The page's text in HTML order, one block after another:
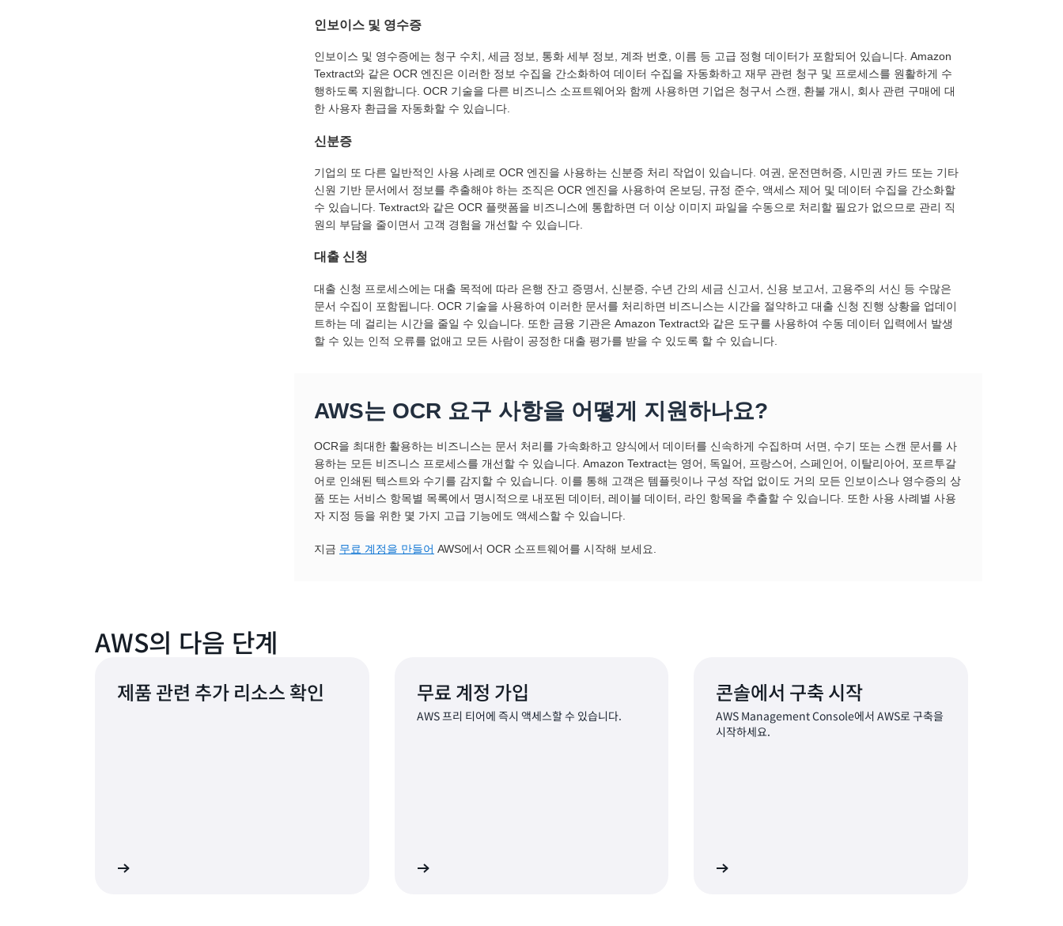
인보이스 및 영수증
인보이스 및 영수증에는 청구 수치, 세금 정보, 통화 세부 정보, 계좌 번호, 이름 등 고급 정형 데이터가 포함되어 있습니다. Amazon
Textract와 같은 OCR 엔진은 이러한 정보 수집을 간소화하여 데이터 수집을 자동화하고 재무 관련 청구 및 프로세스를 원활하게 수
행하도록 지원합니다. OCR 기술을 다른 비즈니스 소프트웨어와 함께 사용하면 기업은 청구서 스캔, 환불 개시, 회사 관련 구매에 대
한 사용자 환급을 자동화할 수 있습니다.
신분증
기업의 또 다른 일반적인 사용 사례로 OCR 엔진을 사용하는 신분증 처리 작업이 있습니다. 여권, 운전면허증, 시민권 카드 또는 기타
신원 기반 문서에서 정보를 추출해야 하는 조직은 OCR 엔진을 사용하여 온보딩, 규정 준수, 액세스 제어 및 데이터 수집을 간소화할
수 있습니다. Textract와 같은 OCR 플랫폼을 비즈니스에 통합하면 더 이상 이미지 파일을 수동으로 처리할 필요가 없으므로 관리 직
원의 부담을 줄이면서 고객 경험을 개선할 수 있습니다.
대출 신청
대출 신청 프로세스에는 대출 목적에 따라 은행 잔고 증명서, 신분증, 수년 간의 세금 신고서, 신용 보고서, 고용주의 서신 등 수많은
문서 수집이 포함됩니다. OCR 기술을 사용하여 이러한 문서를 처리하면 비즈니스는 시간을 절약하고 대출 신청 진행 상황을 업데이
트하는 데 걸리는 시간을 줄일 수 있습니다. 또한 금융 기관은 Amazon Textract와 같은 도구를 사용하여 수동 데이터 입력에서 발생
할 수 있는 인적 오류를 없애고 모든 사람이 공정한 대출 평가를 받을 수 있도록 할 수 있습니다.
AWS는 OCR 요구 사항을 어떻게 지원하나요?
OCR을 최대한 활용하는 비즈니스는 문서 처리를 가속화하고 양식에서 데이터를 신속하게 수집하며 서면, 수기 또는 스캔 문서를 사
용하는 모든 비즈니스 프로세스를 개선할 수 있습니다. Amazon Textract는 영어, 독일어, 프랑스어, 스페인어, 이탈리아어, 포르투갈
어로 인쇄된 텍스트와 수기를 감지할 수 있습니다. 이를 통해 고객은 템플릿이나 구성 작업 없이도 거의 모든 인보이스나 영수증의 상
품 또는 서비스 항목별 목록에서 명시적으로 내포된 데이터, 레이블 데이터, 라인 항목을 추출할 수 있습니다. 또한 사용 사례별 사용
자 지정 등을 위한 몇 가지 고급 기능에도 액세스할 수 있습니다.
지금 무료 계정을 만들어 AWS에서 OCR 소프트웨어를 시작해 보세요.
AWS의 다음 단계
제품 관련 추가 리소스 확인 무료 계정 가입
AWS 프리 티어에 즉시 액세스할 수 있습니다.
콘솔에서 구축 시작
AWS Management Console에서 AWS로 구축을
시작하세요.